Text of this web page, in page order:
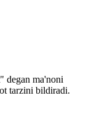
degan ma'noni
tarzini bildiradi.